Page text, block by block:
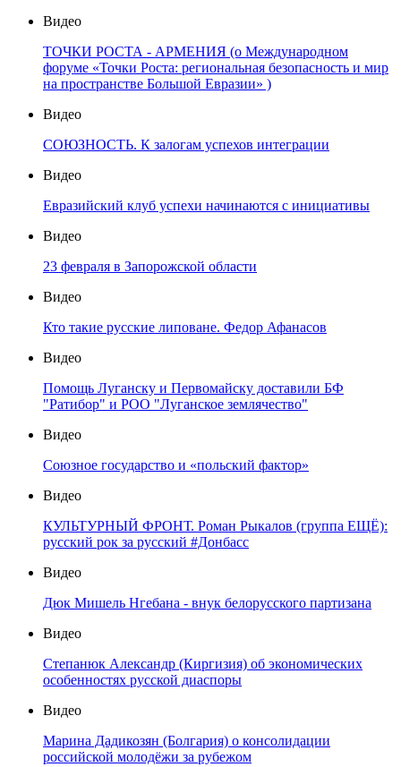
Видео
ТОЧКИ РОСТА - АРМЕНИЯ (о Международном
форуме «Точки Роста: региональная безопасность и мир
на пространстве Большой Евразии» )
Видео
СОЮЗНОСТЬ. К залогам успехов интеграции
Видео
Евразийский клуб успехи начинаются с инициативы
Видео
23 февраля в Запорожской области
Видео
Кто такие русские липоване. Федор Афанасов
Видео
Помощь Луганску и Первомайску доставили БФ
"Ратибор" и РОО "Луганское землячество"
Видео
Союзное государство и «польский фактор»
Видео
КУЛЬТУРНЫЙ ФРОНТ. Роман Рыкалов (группа ЕЩЁ):
русский рок за русский #Донбасс
Видео
Дюк Мишель Нгебана - внук белорусского партизана
Видео
Степанюк Александр (Киргизия) об экономических
особенностях русской диаспоры
Видео
Марина Дадикозян (Болгария) о консолидации
российской молодёжи за рубежом